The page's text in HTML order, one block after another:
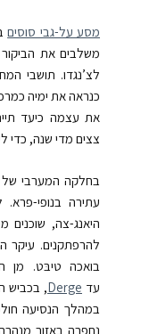
מסע על-גבי סוסים
משלבים את
לצ’נגדו. תושבי
כנראה את ימיה
את עצמה כיעד
צצים מדי שנה, כדי
בחלקה המערבי של
עתירה בנופי-
היאנג-צה, שוכנים
להרפתקנים. עיקר
בואכה טיבּט. מן
עד Derge, בכביש
במהלך הנסיעה
נחפרה באזור